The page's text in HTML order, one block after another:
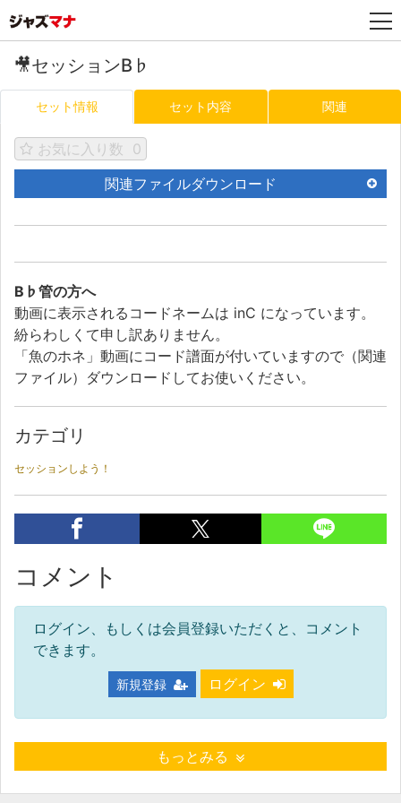
🎥セッションB♭
セット情報 セット内容 関連
お気に入り数
0
関連ファイルダウンロード
B♭管の方へ
動画に表示されるコードネームは inC になっています。
紛らわしくて申し訳ありません。
「魚のホネ」動画にコード譜面が付いていますので（関連
ファイル）ダウンロードしてお使いください。
カテゴリ
セッションしよう！
コメント
ログイン、もしくは会員登録いただくと、コメント
できます。
新規登録 ログイン
もっとみる